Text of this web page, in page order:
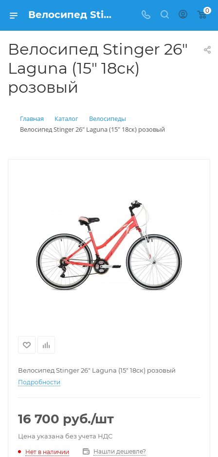
Велосипед Stinger 26" Laguna (15" 18ск) розовый купить: цена 16 700 рублей в Балашихе | Интернет магазин Вело150 0
Велосипед Stinger 26"
Laguna (15" 18ск)
розовый
Главная Каталог
Велосипеды
Велосипед Stinger 26" Laguna (15" 18ск) розовый
Велосипед Stinger 26" Laguna (15" 18ск) розовый
Подробности
16 700 руб./шт
Цена указана без учета НДС
Нет в наличии Нашли дешевле?